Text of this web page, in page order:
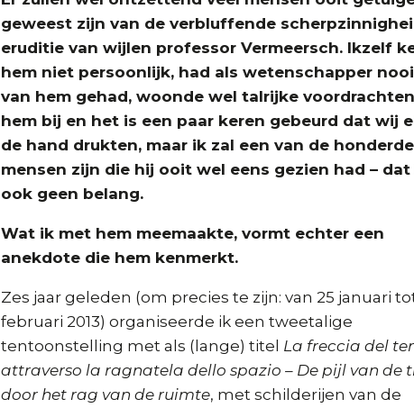
geweest zijn van de verbluffende
eruditie van wijlen professor Vermeersch. Ikzelf
hem niet persoonlijk, had als wetenschapper
van hem gehad, woonde wel talrijke
hem bij en het is een paar keren gebeurd dat wij
de hand drukten, maar ik zal een van de
mensen zijn die hij ooit wel eens gezien had –
ook geen belang.
Wat ik met hem meemaakte, vormt echter een
anekdote die hem kenmerkt.
Zes jaar geleden (om precies te zijn: van 25 januari
februari 2013) organiseerde ik een tweetalige
tentoonstelling met als (lange) titel La freccia del
attraverso la ragnatela dello spazio – De pijl van de
door het rag van de ruimte, met schilderijen van de